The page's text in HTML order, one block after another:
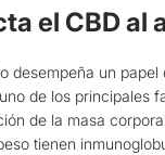
el CBD al
desempeña un papel
de los principales
de la masa
tienen